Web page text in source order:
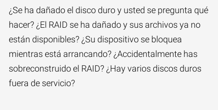
¿Se ha dañado el disco duro y usted se pregunta qué
hacer? ¿El RAID se ha dañado y sus archivos ya no
están disponibles? ¿Su dispositivo se bloquea
mientras está arrancando? ¿Accidentalmente has
sobreconstruido el RAID? ¿Hay varios discos duros
fuera de servicio?